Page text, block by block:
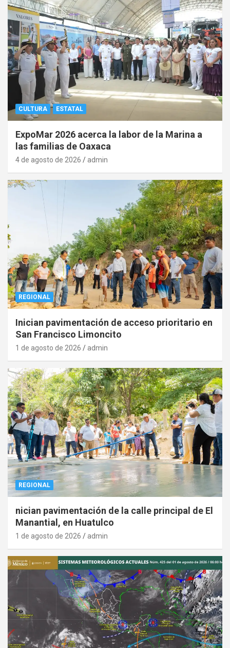
CULTURA ESTATAL
ExpoMar 2026 acerca la labor de la Marina a
las familias de Oaxaca
4 de agosto de 2026 admin
REGIONAL
Inician pavimentación de acceso prioritario en
San Francisco Limoncito
1 de agosto de 2026 admin
REGIONAL
nician pavimentación de la calle principal de El
Manantial, en Huatulco
1 de agosto de 2026 admin